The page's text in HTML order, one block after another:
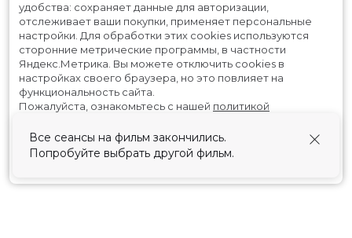
Все сеансы на фильм закончились.
Попробуйте выбрать другой фильм.
удобства: сохраняет данные для авторизации,
отслеживает ваши покупки, применяет персональные
настройки. Для обработки этих cookies используются
сторонние метрические программы, в частности
Яндекс.Метрика. Вы можете отключить cookies в
настройках своего браузера, но это повлияет на
функциональность сайта.
Пожалуйста, ознакомьтесь с нашей политикой
Принять